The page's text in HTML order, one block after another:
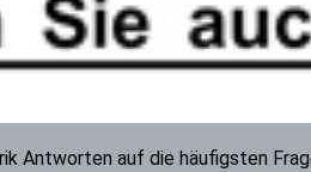
Antworten auf die häufigsten